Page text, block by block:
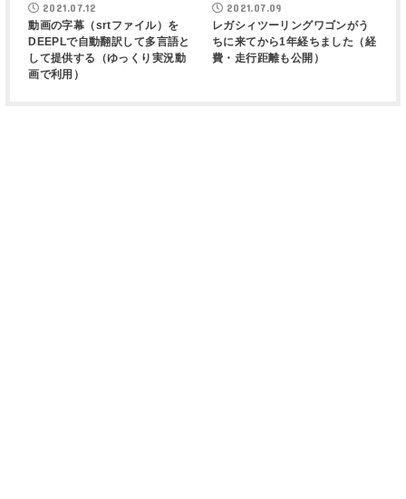
2021.07.12
動画の字幕（srtファイル）を
DEEPLで自動翻訳して多言語と
して提供する（ゆっくり実況動
画で利用）
2021.07.09
レガシィツーリングワゴンがう
ちに来てから1年経ちました（経
費・走行距離も公開）